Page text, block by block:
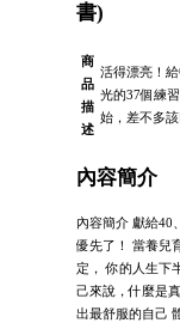
書)
商
品
描
述
活得漂亮！
光的37個練
始，差不多
內容簡介
內容簡介 獻給40
優先了！ 當養兒
定， 你的人生下
己來說，什麼是
出最舒服的自己